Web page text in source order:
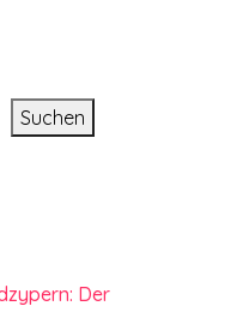
Suchen
Der